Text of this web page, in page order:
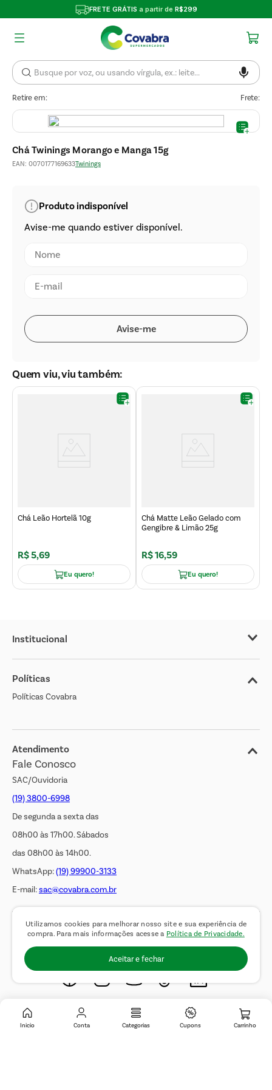
Utilizamos cookies para melhorar nosso site e sua experiência de
compra. Para mais informações acesse a Política de Privacidade.
Aceitar e fechar
FRETE GRÁTIS a partir de R$299
Retire em: Frete:
Inicio Conta Categorias Cupons
Chá Twinings Morango e Manga 15g
EAN: 0070177169633Twinings
Quem viu, viu também:
Chá Leão Hortelã 10g
R$5,69
Eu quero!
Chá Matte Leão Gelado com
Gengibre & Limão 25g
R$16,59
Eu quero!
Institucional
Sobre o Covabra
Nossas Lojas
Cliente Bem Estar
Jornal de Ofertas
Transparência Salarial
Políticas
Políticas Covabra
Atendimento
Fale Conosco
SAC/Ouvidoria
(19) 3800-6998
De segunda a sexta das
08h00 às 17h00. Sábados
das 08h00 às 14h00.
WhatsApp:(19) 99900-3133
E-mail:sac@covabra.com.br
Outros Contatos
Negócios Imobiliários
Novos Fornecedores